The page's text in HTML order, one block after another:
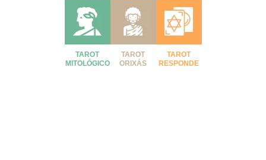
TAROT
MITOLÓGICO
TAROT
ORIXÁS
TAROT
RESPONDE